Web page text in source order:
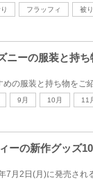
フラッフィ 被
ニーの服装と持
9月 10月 11
ーの新作グッズ